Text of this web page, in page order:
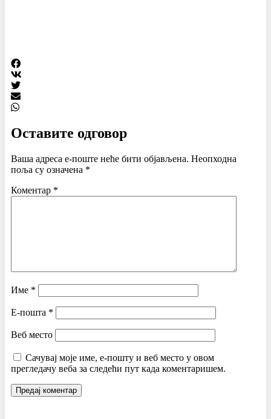
Оставите одговор
Ваша адреса е-поште неће бити објављена. Неопходна
поља су означена *
Коментар *
Име *
Е-пошта *
Веб место
Сачувај моје име, е-пошту и веб место у овом
прегледачу веба за следећи пут када коментаришем.